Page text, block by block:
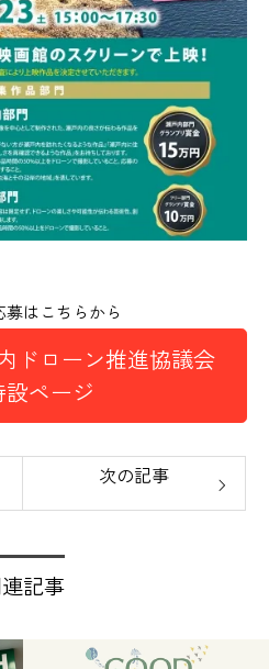
はこちらから
ドローン推進協議会
設ページ
次の記事
記事